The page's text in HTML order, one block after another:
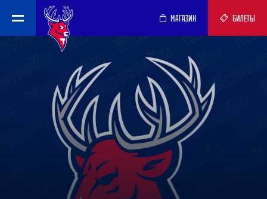
МАГАЗИН БИЛЕТЫ